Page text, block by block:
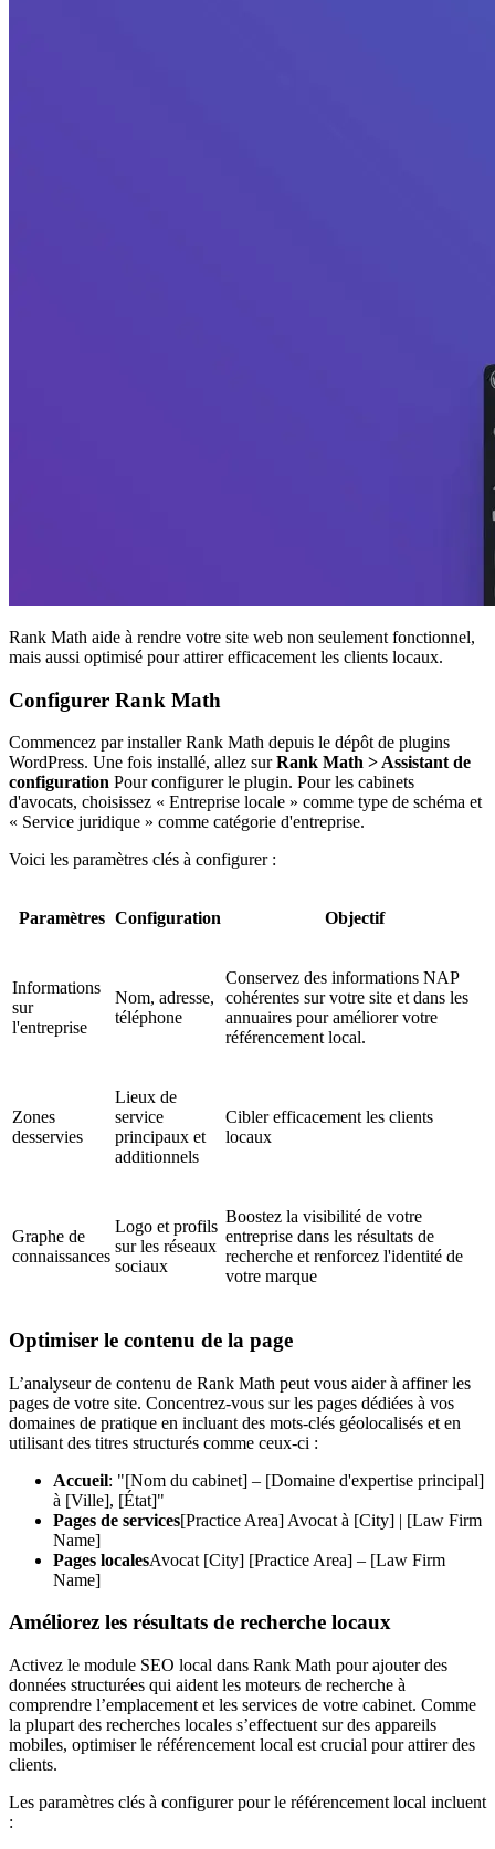
Rank Math aide à rendre votre site web non seulement fonctionnel,
mais aussi optimisé pour attirer efficacement les clients locaux.
Configurer Rank Math
Commencez par installer Rank Math depuis le dépôt de plugins
WordPress. Une fois installé, allez surRank Math > Assistant de
configuration Pour configurer le plugin. Pour les cabinets
d'avocats, choisissez « Entreprise locale » comme type de schéma et
« Service juridique » comme catégorie d'entreprise.
Voici les paramètres clés à configurer :
Paramètres Configuration Objectif
Informations
sur
l'entreprise
Nom, adresse,
téléphone
Conservez des informations NAP
cohérentes sur votre site et dans les
annuaires pour améliorer votre
référencement local.
Zones
desservies
Lieux de
service
principaux et
additionnels
Cibler efficacement les clients
locaux
Graphe de
connaissances
Logo et profils
sur les réseaux
sociaux
Boostez la visibilité de votre
entreprise dans les résultats de
recherche et renforcez l'identité de
votre marque
Optimiser le contenu de la page
L’analyseur de contenu de Rank Math peut vous aider à affiner les
pages de votre site. Concentrez-vous sur les pages dédiées à vos
domaines de pratique en incluant des mots-clés géolocalisés et en
utilisant des titres structurés comme ceux-ci :
Accueil: "[Nom du cabinet] – [Domaine d'expertise principal]
à [Ville], [État]"
Pages de services[Practice Area] Avocat à [City] | [Law Firm
Name]
Pages localesAvocat [City] [Practice Area] – [Law Firm
Name]
Améliorez les résultats de recherche locaux
Activez le module SEO local dans Rank Math pour ajouter des
données structurées qui aident les moteurs de recherche à
comprendre l’emplacement et les services de votre cabinet. Comme
la plupart des recherches locales s’effectuent sur des appareils
mobiles, optimiser le référencement local est crucial pour attirer des
clients.
Les paramètres clés à configurer pour le référencement local incluent
: